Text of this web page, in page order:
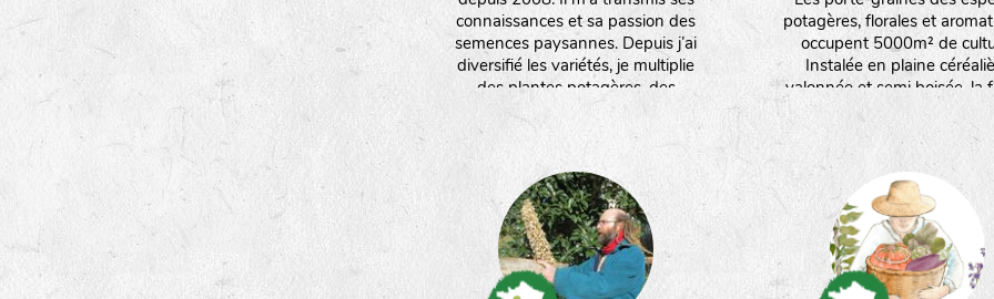
connaissances et sa passion des
semences paysannes. Depuis j’ai
diversifié les variétés, je multiplie
des plantes potagères, des
aromatiques et médicinales, des
fleurs. Je travaille manuellement et
interviens le moins possible sur les
plantes pour favoriser leur rusticité
et leur adaptation. Je produits
également des plants issus de ces
semences. J’aime l’infinie poésie
par laquelle la nature se réinvente à
travers les graines !
potagères, florales et
occupent 5000m² de
Instalée en plaine
valonnée et semi boisée, la
produit aussi des céréales
fourrage. Nous orientons
vers un maximum
produites en culture